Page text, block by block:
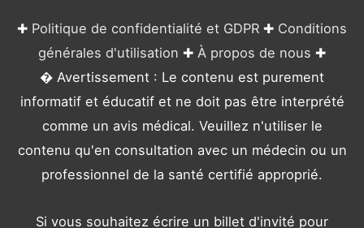
✚ Politique de confidentialité et GDPR ✚ Conditions
générales d'utilisation ✚ À propos de nous ✚
� Avertissement : Le contenu est purement
informatif et éducatif et ne doit pas être interprété
comme un avis médical. Veuillez n'utiliser le
contenu qu'en consultation avec un médecin ou un
professionnel de la santé certifié approprié.
Si vous souhaitez écrire un billet d'invité pour